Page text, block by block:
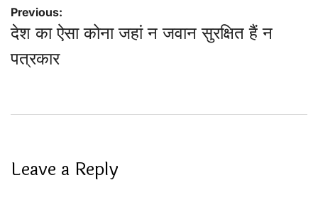
Post
navigation
Previous:
देश का ऐसा कोना जहां न जवान सुरक्षित हैं न
पत्रकार
Leave a Reply